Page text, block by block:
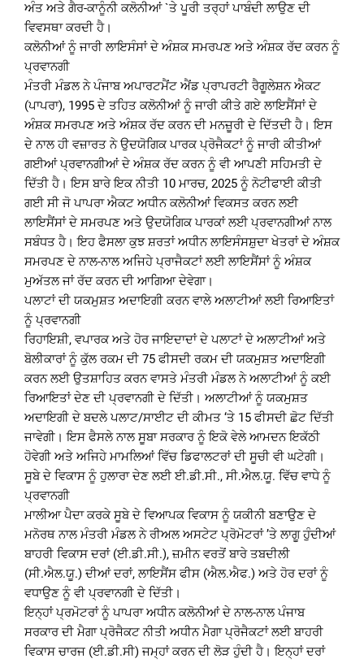
ਅੰਤ ਅਤੇ ਗੈਰ-ਕਾਨੂੰਨੀ ਕਲੋਨੀਆਂ `ਤੇ ਪੂਰੀ ਤਰ੍ਹਾਂ ਪਾਬੰਦੀ ਲਾਉਣ ਦੀ
ਵਿਵਸਥਾ ਕਰਦੀ ਹੈ।
ਕਲੋਨੀਆਂ ਨੂੰ ਜਾਰੀ ਲਾਇਸੰਸਾਂ ਦੇ ਅੰਸ਼ਕ ਸਮਰਪਣ ਅਤੇ ਅੰਸ਼ਕ ਰੱਦ ਕਰਨ ਨੂੰ
ਪ੍ਰਵਾਨਗੀ
ਮੰਤਰੀ ਮੰਡਲ ਨੇ ਪੰਜਾਬ ਅਪਾਰਟਮੈਂਟ ਐਂਡ ਪ੍ਰਾਪਰਟੀ ਰੈਗੂਲੇਸ਼ਨ ਐਕਟ
(ਪਾਪਰਾ), 1995 ਦੇ ਤਹਿਤ ਕਲੋਨੀਆਂ ਨੂੰ ਜਾਰੀ ਕੀਤੇ ਗਏ ਲਾਇਸੈਂਸਾਂ ਦੇ
ਅੰਸ਼ਕ ਸਮਰਪਣ ਅਤੇ ਅੰਸ਼ਕ ਰੱਦ ਕਰਨ ਦੀ ਮਨਜ਼ੂਰੀ ਦੇ ਦਿੱਤਦੀ ਹੈ। ਇਸ
ਦੇ ਨਾਲ ਹੀ ਵਜ਼ਾਰਤ ਨੇ ਉਦਯੋਗਿਕ ਪਾਰਕ ਪ੍ਰੋਜੈਕਟਾਂ ਨੂੰ ਜਾਰੀ ਕੀਤੀਆਂ
ਗਈਆਂ ਪ੍ਰਵਾਨਗੀਆਂ ਦੇ ਅੰਸ਼ਕ ਰੱਦ ਕਰਨ ਨੂੰ ਵੀ ਆਪਣੀ ਸਹਿਮਤੀ ਦੇ
ਦਿੱਤੀ ਹੈ। ਇਸ ਬਾਰੇ ਇਕ ਨੀਤੀ 10 ਮਾਰਚ, 2025 ਨੂੰ ਨੋਟੀਫਾਈ ਕੀਤੀ
ਗਈ ਸੀ ਜੋ ਪਾਪਰਾ ਐਕਟ ਅਧੀਨ ਕਲੋਨੀਆਂ ਵਿਕਸਤ ਕਰਨ ਲਈ
ਲਾਇਸੈਂਸਾਂ ਦੇ ਸਮਰਪਣ ਅਤੇ ਉਦਯੋਗਿਕ ਪਾਰਕਾਂ ਲਈ ਪ੍ਰਵਾਨਗੀਆਂ ਨਾਲ
ਸਬੰਧਤ ਹੈ। ਇਹ ਫੈਸਲਾ ਕੁਝ ਸ਼ਰਤਾਂ ਅਧੀਨ ਲਾਇਸੰਸਸ਼ੁਦਾ ਖੇਤਰਾਂ ਦੇ ਅੰਸ਼ਕ
ਸਮਰਪਣ ਦੇ ਨਾਲ-ਨਾਲ ਅਜਿਹੇ ਪ੍ਰਾਜੈਕਟਾਂ ਲਈ ਲਾਇਸੈਂਸਾਂ ਨੂੰ ਅੰਸ਼ਕ
ਮੁਅੱਤਲ ਜਾਂ ਰੱਦ ਕਰਨ ਦੀ ਆਗਿਆ ਦੇਵੇਗਾ।
ਪਲਾਟਾਂ ਦੀ ਯਕਮੁਸ਼ਤ ਅਦਾਇਗੀ ਕਰਨ ਵਾਲੇ ਅਲਾਟੀਆਂ ਲਈ ਰਿਆਇਤਾਂ
ਨੂੰ ਪ੍ਰਵਾਨਗੀ
ਰਿਹਾਇਸ਼ੀ, ਵਪਾਰਕ ਅਤੇ ਹੋਰ ਜਾਇਦਾਦਾਂ ਦੇ ਪਲਾਟਾਂ ਦੇ ਅਲਾਟੀਆਂ ਅਤੇ
ਬੋਲੀਕਾਰਾਂ ਨੂੰ ਕੁੱਲ ਰਕਮ ਦੀ 75 ਫੀਸਦੀ ਰਕਮ ਦੀ ਯਕਮੁਸ਼ਤ ਅਦਾਇਗੀ
ਕਰਨ ਲਈ ਉਤਸ਼ਾਹਿਤ ਕਰਨ ਵਾਸਤੇ ਮੰਤਰੀ ਮੰਡਲ ਨੇ ਅਲਾਟੀਆਂ ਨੂੰ ਕਈ
ਰਿਆਇਤਾਂ ਦੇਣ ਦੀ ਪ੍ਰਵਾਨਗੀ ਦੇ ਦਿੱਤੀ। ਅਲਾਟੀਆਂ ਨੂੰ ਯਕਮੁਸ਼ਤ
ਅਦਾਇਗੀ ਦੇ ਬਦਲੇ ਪਲਾਟ/ਸਾਈਟ ਦੀ ਕੀਮਤ ‘ਤੇ 15 ਫੀਸਦੀ ਛੋਟ ਦਿੱਤੀ
ਜਾਵੇਗੀ। ਇਸ ਫੈਸਲੇ ਨਾਲ ਸੂਬਾ ਸਰਕਾਰ ਨੂੰ ਇਕੋ ਵੇਲੇ ਆਮਦਨ ਇਕੱਠੀ
ਹੋਵੇਗੀ ਅਤੇ ਅਜਿਹੇ ਮਾਮਲਿਆਂ ਵਿੱਚ ਡਿਫਾਲਟਰਾਂ ਦੀ ਸੂਚੀ ਵੀ ਘਟੇਗੀ।
ਸੂਬੇ ਦੇ ਵਿਕਾਸ ਨੂੰ ਹੁਲਾਰਾ ਦੇਣ ਲਈ ਈ.ਡੀ.ਸੀ., ਸੀ.ਐਲ.ਯੂ. ਵਿੱਚ ਵਾਧੇ ਨੂੰ
ਪ੍ਰਵਾਨਗੀ
ਮਾਲੀਆ ਪੈਦਾ ਕਰਕੇ ਸੂਬੇ ਦੇ ਵਿਆਪਕ ਵਿਕਾਸ ਨੂੰ ਯਕੀਨੀ ਬਣਾਉਣ ਦੇ
ਮਨੋਰਥ ਨਾਲ ਮੰਤਰੀ ਮੰਡਲ ਨੇ ਰੀਅਲ ਅਸਟੇਟ ਪ੍ਰੋਮੋਟਰਾਂ ’ਤੇ ਲਾਗੂ ਹੁੰਦੀਆਂ
ਬਾਹਰੀ ਵਿਕਾਸ ਦਰਾਂ (ਈ.ਡੀ.ਸੀ.), ਜ਼ਮੀਨ ਵਰਤੋਂ ਬਾਰੇ ਤਬਦੀਲੀ
(ਸੀ.ਐਲ.ਯੂ.) ਦੀਆਂ ਦਰਾਂ, ਲਾਇਸੈਂਸ ਫੀਸ (ਐਲ.ਐਫ.) ਅਤੇ ਹੋਰ ਦਰਾਂ ਨੂੰ
ਵਧਾਉਣ ਨੂੰ ਵੀ ਪ੍ਰਵਾਨਗੀ ਦੇ ਦਿੱਤੀ।
ਇਨ੍ਹਾਂ ਪ੍ਰਮੋਟਰਾਂ ਨੂੰ ਪਾਪਰਾ ਅਧੀਨ ਕਲੋਨੀਆਂ ਦੇ ਨਾਲ-ਨਾਲ ਪੰਜਾਬ
ਸਰਕਾਰ ਦੀ ਮੈਗਾ ਪ੍ਰੋਜੈਕਟ ਨੀਤੀ ਅਧੀਨ ਮੈਗਾ ਪ੍ਰੋਜੈਕਟਾਂ ਲਈ ਬਾਹਰੀ
ਵਿਕਾਸ ਚਾਰਜ (ਈ.ਡੀ.ਸੀ) ਜਮ੍ਹਾਂ ਕਰਨ ਦੀ ਲੋੜ ਹੁੰਦੀ ਹੈ। ਇਨ੍ਹਾਂ ਦਰਾਂ